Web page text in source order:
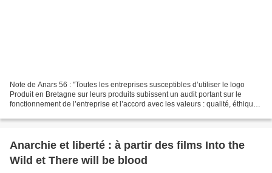
Note de Anars 56 : "Toutes les entreprises susceptibles d’utiliser le logo
Produit en Bretagne sur leurs produits subissent un audit portant sur le
fonctionnement de l’entreprise et l’accord avec les valeurs : qualité, éthique,
Anarchie et liberté : à partir des films Into the
Wild et There will be blood